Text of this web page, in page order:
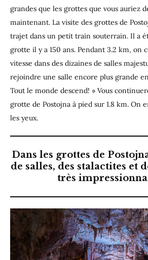
grandes que les grottes que vous auriez
maintenant. La visite des grottes de
trajet dans un petit train souterrain. Il a
grotte il y a 150 ans. Pendant 3.2 km, on
vitesse dans des dizaines de salles
rejoindre une salle encore plus grande
Tout le monde descend! » Vous
grotte de Postojna à pied sur 1.8 km. On
les yeux.
Dans les grottes de
de salles, des stalactites et
très